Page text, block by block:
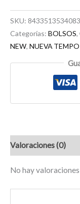
SKU: 8433513534083
Categorías: BOLSOS,
NEW, NUEVA
Valoraciones (0)
No hay valoraciones